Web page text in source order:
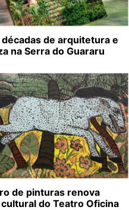
de arquitetura e
na Serra do Guararu
de pinturas renova
do Teatro Oficina